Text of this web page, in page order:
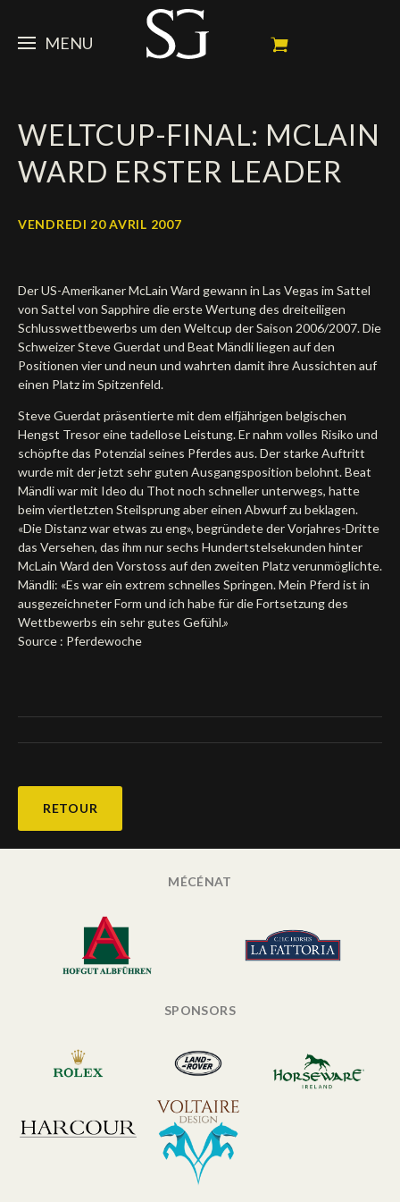
MENU
Portrait
Palmarès
Ambassadeur
ACTUALITÉ
News
Dossiers
Prochains concours
Résultats
Galeries photos
Vidéos
Contacts médias
CHEVAUX
Mes chevaux de concours
SPONSORS
Sponsors officiels
Partenaires officiels
Autographes
Social Newsroom
SHOP
Français
English
Deutsch
WELTCUP-FINAL: MCLAIN
WARD ERSTER LEADER
VENDREDI 20 AVRIL 2007
Der US-Amerikaner McLain Ward gewann in Las Vegas im Sattel
von Sattel von Sapphire die erste Wertung des dreiteiligen
Schlusswettbewerbs um den Weltcup der Saison 2006/2007. Die
Schweizer Steve Guerdat und Beat Mändli liegen auf den
Positionen vier und neun und wahrten damit ihre Aussichten auf
einen Platz im Spitzenfeld.
Steve Guerdat präsentierte mit dem elfjährigen belgischen
Hengst Tresor eine tadellose Leistung. Er nahm volles Risiko und
schöpfte das Potenzial seines Pferdes aus. Der starke Auftritt
wurde mit der jetzt sehr guten Ausgangsposition belohnt. Beat
Mändli war mit Ideo du Thot noch schneller unterwegs, hatte
beim viertletzten Steilsprung aber einen Abwurf zu beklagen.
«Die Distanz war etwas zu eng», begründete der Vorjahres-Dritte
das Versehen, das ihm nur sechs Hundertstelsekunden hinter
McLain Ward den Vorstoss auf den zweiten Platz verunmöglichte.
Mändli: «Es war ein extrem schnelles Springen. Mein Pferd ist in
ausgezeichneter Form und ich habe für die Fortsetzung des
Wettbewerbs ein sehr gutes Gefühl.»
Source : Pferdewoche
RETOUR
MÉCÉNAT
SPONSORS